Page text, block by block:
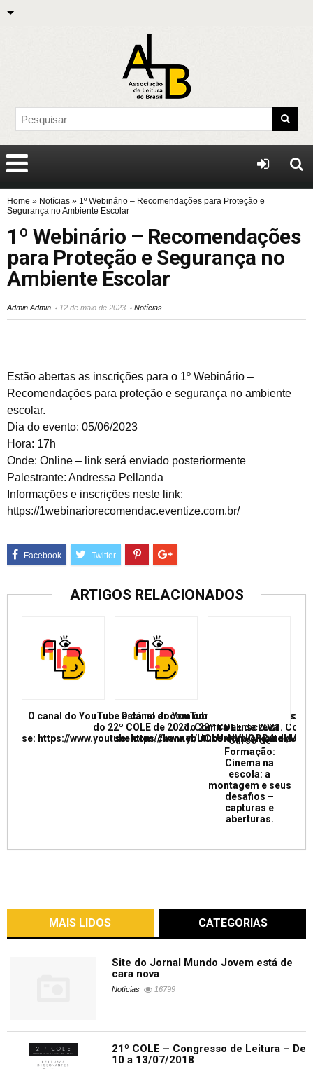
Home » Notícias » 1º Webinário – Recomendações para Proteção e
Segurança no Ambiente Escolar
1º Webinário – Recomendações
para Proteção e Segurança no
Ambiente Escolar
Admin Admin 12 de maio de 2023 Notícias
Estão abertas as inscrições para o 1º Webinário –
Recomendações para proteção e segurança no ambiente
escolar.
Dia do evento: 05/06/2023
Hora: 17h
Onde: Online – link será enviado posteriormente
Palestrante: Andressa Pellanda
Informações e inscrições neste link:
https://1webinariorecomendac.eventize.com.br/
ARTIGOS RELACIONADOS
O canal do YouTube está no ar com conferências e mesas
do 22º COLE de 2021. Confira e inscreva
se: https://www.youtube.com/channel/
O canal do YouTube está no ar com
do 22º COLE de 2021.
se: https://www.youtube.com/channel/
Curso de
Formação:
Cinema na
escola: a
montagem e seus
desafios –
capturas e
aberturas.
MAIS LIDOS CATEGORIAS
Site do Jornal Mundo Jovem está de
cara nova
Notícias 16799
21º COLE – Congresso de Leitura – De
10 a 13/07/2018